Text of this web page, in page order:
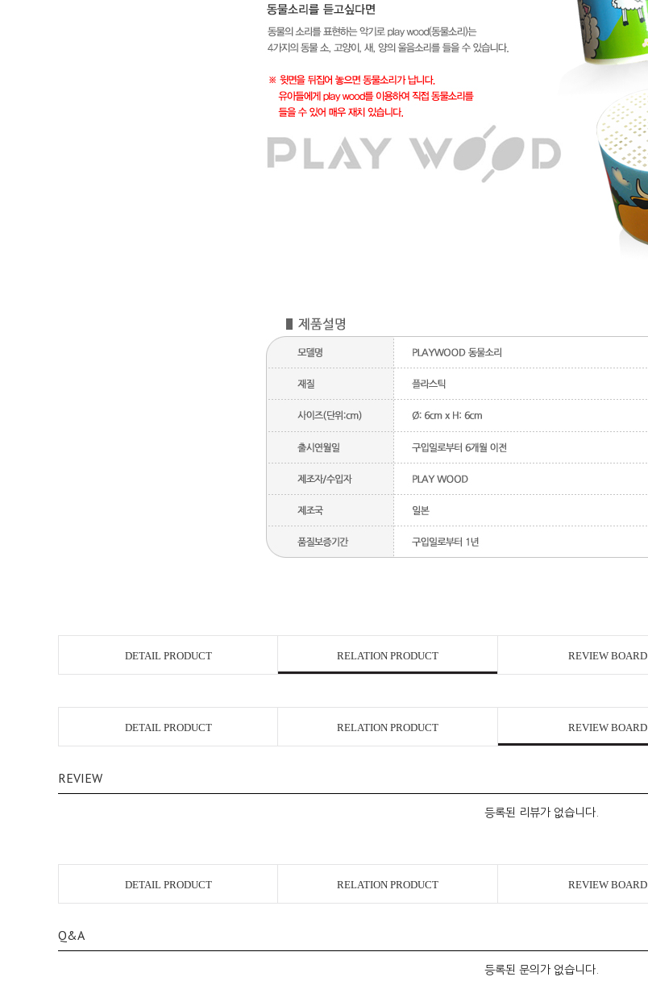
DETAIL PRODUCT RELATION PRODUCT REVIEW BOARD
DETAIL PRODUCT RELATION PRODUCT REVIEW BOARD
REVIEW
등록된 리뷰가 없습니다.
DETAIL PRODUCT RELATION PRODUCT REVIEW BOARD
Q&A
등록된 문의가 없습니다.